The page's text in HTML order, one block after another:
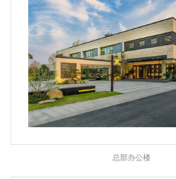
总部办公楼